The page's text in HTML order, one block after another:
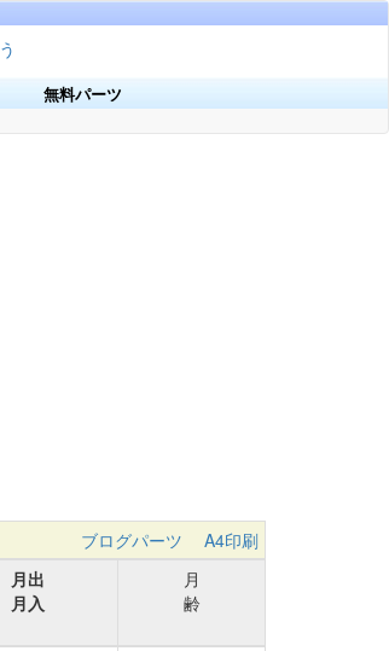
無料パーツ
ブログパーツ
A4印刷
月出
月入
月
齢